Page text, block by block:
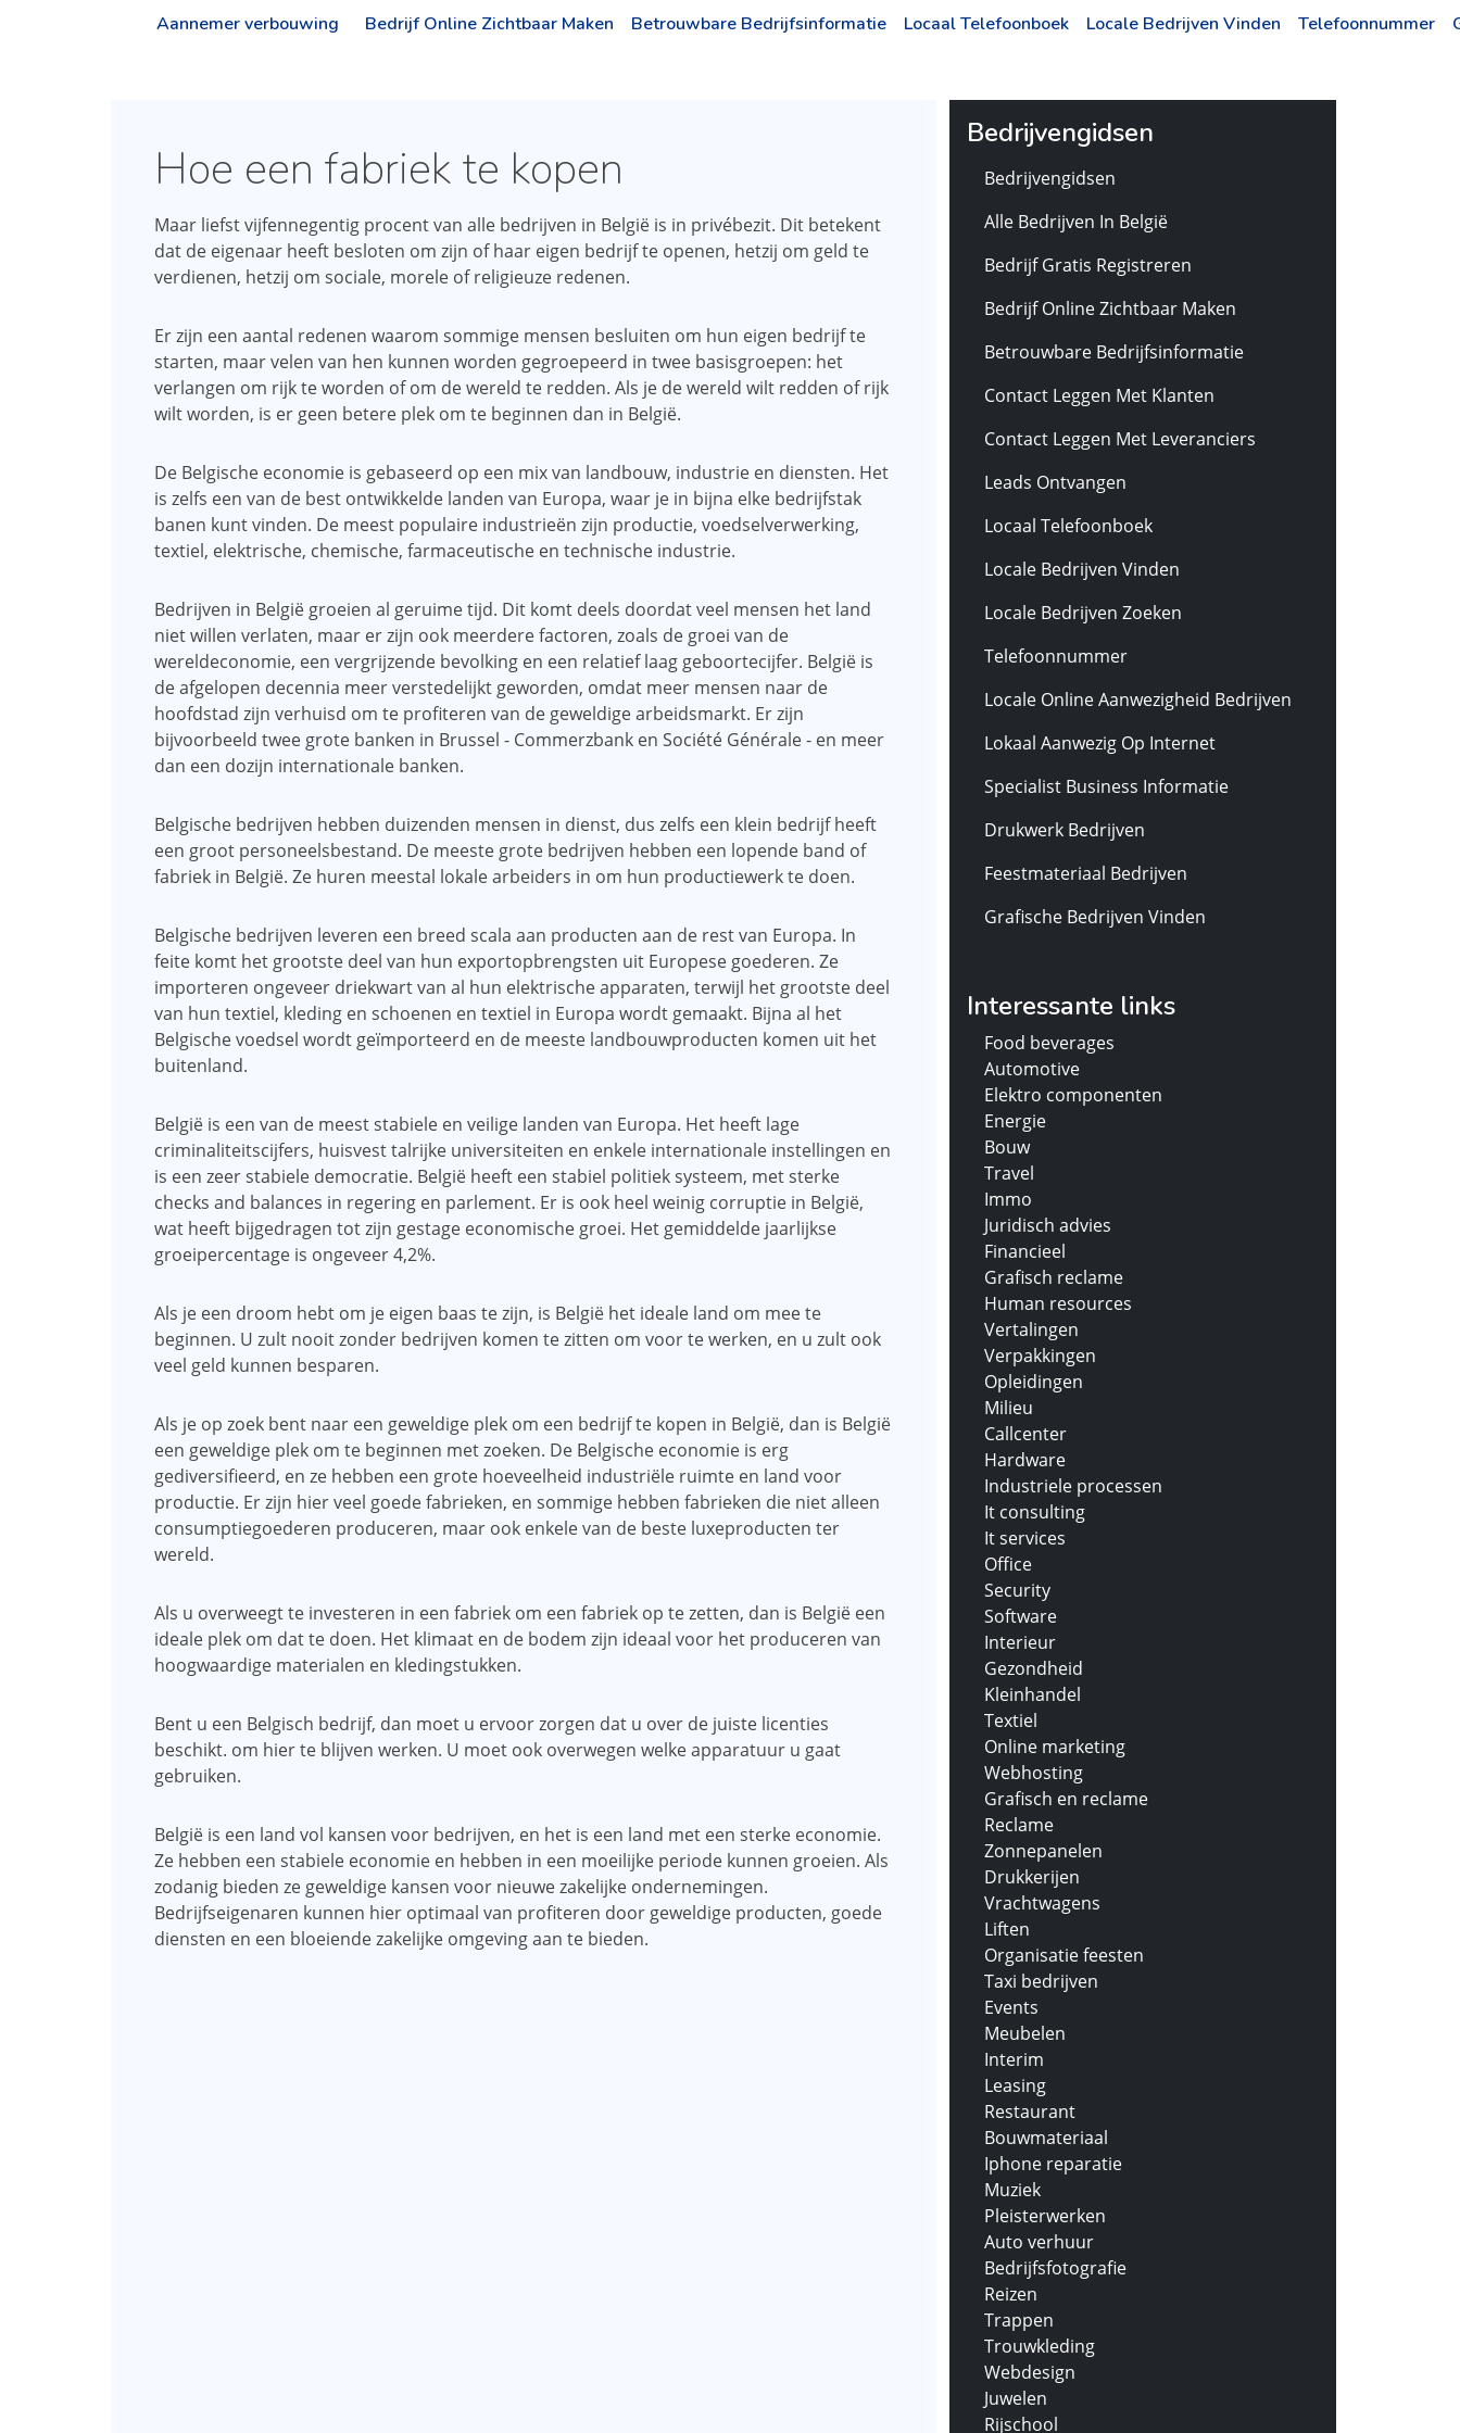
Aannemer verbouwing Bedrijf Online Zichtbaar Maken Betrouwbare Bedrijfsinformatie Locaal Telefoonboek Locale Bedrijven Vinden Telefoonnummer
Hoe een fabriek te kopen
Maar liefst vijfennegentig procent van alle bedrijven in België is in privébezit. Dit betekent
dat de eigenaar heeft besloten om zijn of haar eigen bedrijf te openen, hetzij om geld te
verdienen, hetzij om sociale, morele of religieuze redenen.
Er zijn een aantal redenen waarom sommige mensen besluiten om hun eigen bedrijf te
starten, maar velen van hen kunnen worden gegroepeerd in twee basisgroepen: het
verlangen om rijk te worden of om de wereld te redden. Als je de wereld wilt redden of rijk
wilt worden, is er geen betere plek om te beginnen dan in België.
De Belgische economie is gebaseerd op een mix van landbouw, industrie en diensten. Het
is zelfs een van de best ontwikkelde landen van Europa, waar je in bijna elke bedrijfstak
banen kunt vinden. De meest populaire industrieën zijn productie, voedselverwerking,
textiel, elektrische, chemische, farmaceutische en technische industrie.
Bedrijven in België groeien al geruime tijd. Dit komt deels doordat veel mensen het land
niet willen verlaten, maar er zijn ook meerdere factoren, zoals de groei van de
wereldeconomie, een vergrijzende bevolking en een relatief laag geboortecijfer. België is
de afgelopen decennia meer verstedelijkt geworden, omdat meer mensen naar de
hoofdstad zijn verhuisd om te profiteren van de geweldige arbeidsmarkt. Er zijn
bijvoorbeeld twee grote banken in Brussel - Commerzbank en Société Générale - en meer
dan een dozijn internationale banken.
Belgische bedrijven hebben duizenden mensen in dienst, dus zelfs een klein bedrijf heeft
een groot personeelsbestand. De meeste grote bedrijven hebben een lopende band of
fabriek in België. Ze huren meestal lokale arbeiders in om hun productiewerk te doen.
Belgische bedrijven leveren een breed scala aan producten aan de rest van Europa. In
feite komt het grootste deel van hun exportopbrengsten uit Europese goederen. Ze
importeren ongeveer driekwart van al hun elektrische apparaten, terwijl het grootste deel
van hun textiel, kleding en schoenen en textiel in Europa wordt gemaakt. Bijna al het
Belgische voedsel wordt geïmporteerd en de meeste landbouwproducten komen uit het
buitenland.
België is een van de meest stabiele en veilige landen van Europa. Het heeft lage
criminaliteitscijfers, huisvest talrijke universiteiten en enkele internationale instellingen en
is een zeer stabiele democratie. België heeft een stabiel politiek systeem, met sterke
checks and balances in regering en parlement. Er is ook heel weinig corruptie in België,
wat heeft bijgedragen tot zijn gestage economische groei. Het gemiddelde jaarlijkse
groeipercentage is ongeveer 4,2%.
Als je een droom hebt om je eigen baas te zijn, is België het ideale land om mee te
beginnen. U zult nooit zonder bedrijven komen te zitten om voor te werken, en u zult ook
veel geld kunnen besparen.
Als je op zoek bent naar een geweldige plek om een ​​bedrijf te kopen in België, dan is België
een geweldige plek om te beginnen met zoeken. De Belgische economie is erg
gediversifieerd, en ze hebben een grote hoeveelheid industriële ruimte en land voor
productie. Er zijn hier veel goede fabrieken, en sommige hebben fabrieken die niet alleen
consumptiegoederen produceren, maar ook enkele van de beste luxeproducten ter
wereld.
Als u overweegt te investeren in een fabriek om een ​​fabriek op te zetten, dan is België een
ideale plek om dat te doen. Het klimaat en de bodem zijn ideaal voor het produceren van
hoogwaardige materialen en kledingstukken.
Bent u een Belgisch bedrijf, dan moet u ervoor zorgen dat u over de juiste licenties
beschikt. om hier te blijven werken. U moet ook overwegen welke apparatuur u gaat
gebruiken.
België is een land vol kansen voor bedrijven, en het is een land met een sterke economie.
Ze hebben een stabiele economie en hebben in een moeilijke periode kunnen groeien. Als
zodanig bieden ze geweldige kansen voor nieuwe zakelijke ondernemingen.
Bedrijfseigenaren kunnen hier optimaal van profiteren door geweldige producten, goede
diensten en een bloeiende zakelijke omgeving aan te bieden.
Bedrijvengidsen
Bedrijvengidsen
Alle Bedrijven In België
Bedrijf Gratis Registreren
Bedrijf Online Zichtbaar Maken
Betrouwbare Bedrijfsinformatie
Contact Leggen Met Klanten
Contact Leggen Met Leveranciers
Leads Ontvangen
Locaal Telefoonboek
Locale Bedrijven Vinden
Locale Bedrijven Zoeken
Telefoonnummer
Locale Online Aanwezigheid Bedrijven
Lokaal Aanwezig Op Internet
Specialist Business Informatie
Drukwerk Bedrijven
Feestmateriaal Bedrijven
Grafische Bedrijven Vinden
Interessante links
Food beverages
Automotive
Elektro componenten
Energie
Bouw
Travel
Immo
Juridisch advies
Financieel
Grafisch reclame
Human resources
Vertalingen
Verpakkingen
Opleidingen
Milieu
Callcenter
Hardware
Industriele processen
It consulting
It services
Office
Security
Software
Interieur
Gezondheid
Kleinhandel
Textiel
Online marketing
Webhosting
Grafisch en reclame
Reclame
Zonnepanelen
Drukkerijen
Vrachtwagens
Liften
Organisatie feesten
Taxi bedrijven
Events
Meubelen
Interim
Leasing
Restaurant
Bouwmateriaal
Iphone reparatie
Muziek
Pleisterwerken
Auto verhuur
Bedrijfsfotografie
Reizen
Trappen
Trouwkleding
Webdesign
Juwelen
Rijschool